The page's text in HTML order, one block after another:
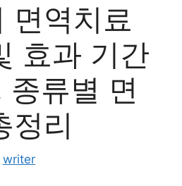
면역치료
효과 기간
종류별 면
정리
writer